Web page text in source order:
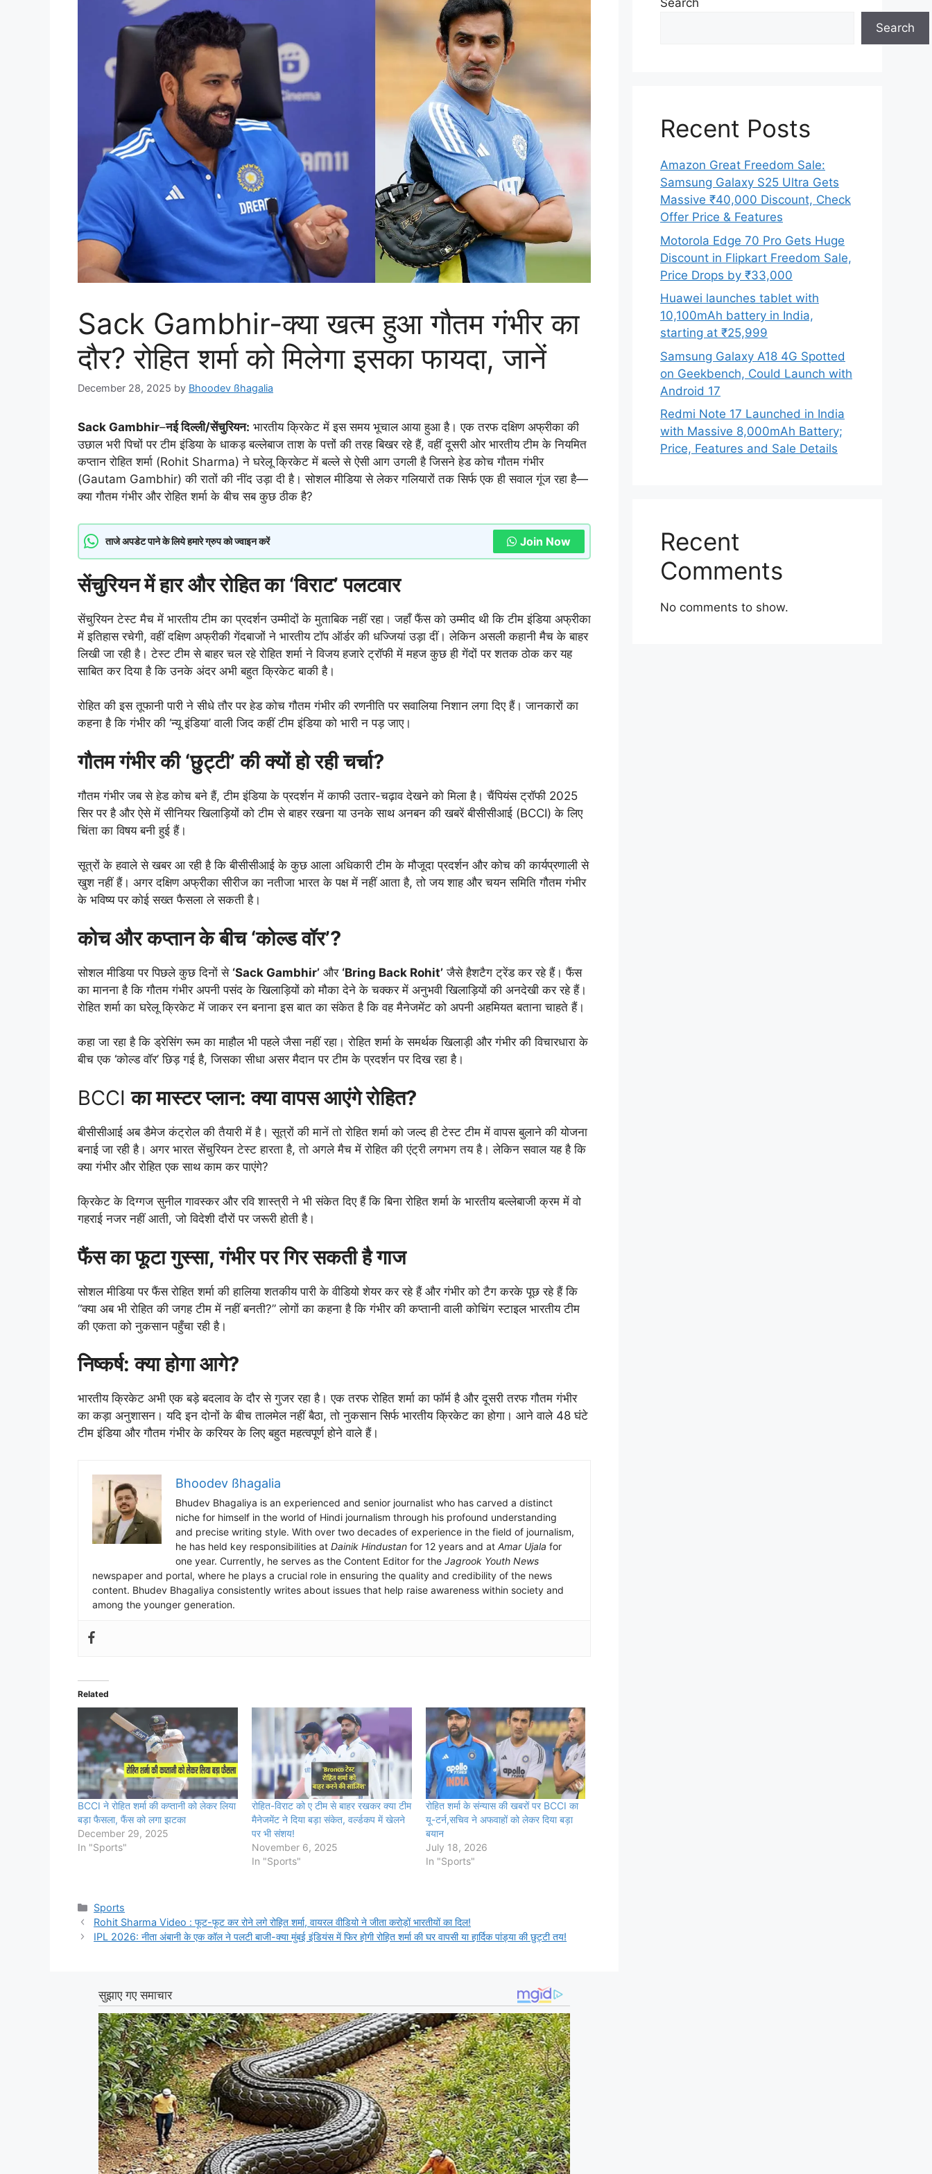
Sack Gambhir-क्या खत्म हुआ गौतम गंभीर का
दौर? रोहित शर्मा को मिलेगा इसका फायदा, जानें
December 28, 2025 by Bhoodev ßhagalia
Sack Gambhir–नई दिल्ली/सेंचुरियन: भारतीय क्रिकेट में इस समय भूचाल आया हुआ है। एक तरफ दक्षिण अफ्रीका की
उछाल भरी पिचों पर टीम इंडिया के धाकड़ बल्लेबाज ताश के पत्तों की तरह बिखर रहे हैं, वहीं दूसरी ओर भारतीय टीम के नियमित
कप्तान रोहित शर्मा (Rohit Sharma) ने घरेलू क्रिकेट में बल्ले से ऐसी आग उगली है जिसने हेड कोच गौतम गंभीर
(Gautam Gambhir) की रातों की नींद उड़ा दी है। सोशल मीडिया से लेकर गलियारों तक सिर्फ एक ही सवाल गूंज रहा है—
क्या गौतम गंभीर और रोहित शर्मा के बीच सब कुछ ठीक है?
ताजे अपडेट पाने के लिये हमारे ग्रुप को ज्वाइन करें Join Now
सेंचुरियन में हार और रोहित का ‘विराट’ पलटवार
सेंचुरियन टेस्ट मैच में भारतीय टीम का प्रदर्शन उम्मीदों के मुताबिक नहीं रहा। जहाँ फैंस को उम्मीद थी कि टीम इंडिया अफ्रीका
में इतिहास रचेगी, वहीं दक्षिण अफ्रीकी गेंदबाजों ने भारतीय टॉप ऑर्डर की धज्जियां उड़ा दीं। लेकिन असली कहानी मैच के बाहर
लिखी जा रही है। टेस्ट टीम से बाहर चल रहे रोहित शर्मा ने विजय हजारे ट्रॉफी में महज कुछ ही गेंदों पर शतक ठोक कर यह
साबित कर दिया है कि उनके अंदर अभी बहुत क्रिकेट बाकी है।
रोहित की इस तूफानी पारी ने सीधे तौर पर हेड कोच गौतम गंभीर की रणनीति पर सवालिया निशान लगा दिए हैं। जानकारों का
कहना है कि गंभीर की ‘न्यू इंडिया’ वाली जिद कहीं टीम इंडिया को भारी न पड़ जाए।
गौतम गंभीर की ‘छुट्टी’ की क्यों हो रही चर्चा?
गौतम गंभीर जब से हेड कोच बने हैं, टीम इंडिया के प्रदर्शन में काफी उतार-चढ़ाव देखने को मिला है। चैंपियंस ट्रॉफी 2025
सिर पर है और ऐसे में सीनियर खिलाड़ियों को टीम से बाहर रखना या उनके साथ अनबन की खबरें बीसीसीआई (BCCI) के लिए
चिंता का विषय बनी हुई हैं।
सूत्रों के हवाले से खबर आ रही है कि बीसीसीआई के कुछ आला अधिकारी टीम के मौजूदा प्रदर्शन और कोच की कार्यप्रणाली से
खुश नहीं हैं। अगर दक्षिण अफ्रीका सीरीज का नतीजा भारत के पक्ष में नहीं आता है, तो जय शाह और चयन समिति गौतम गंभीर
के भविष्य पर कोई सख्त फैसला ले सकती है।
कोच और कप्तान के बीच ‘कोल्ड वॉर’?
सोशल मीडिया पर पिछले कुछ दिनों से ‘Sack Gambhir’ और ‘Bring Back Rohit’ जैसे हैशटैग ट्रेंड कर रहे हैं। फैंस
का मानना है कि गौतम गंभीर अपनी पसंद के खिलाड़ियों को मौका देने के चक्कर में अनुभवी खिलाड़ियों की अनदेखी कर रहे हैं।
रोहित शर्मा का घरेलू क्रिकेट में जाकर रन बनाना इस बात का संकेत है कि वह मैनेजमेंट को अपनी अहमियत बताना चाहते हैं।
कहा जा रहा है कि ड्रेसिंग रूम का माहौल भी पहले जैसा नहीं रहा। रोहित शर्मा के समर्थक खिलाड़ी और गंभीर की विचारधारा के
बीच एक ‘कोल्ड वॉर’ छिड़ गई है, जिसका सीधा असर मैदान पर टीम के प्रदर्शन पर दिख रहा है।
BCCIका मास्टर प्लान: क्या वापस आएंगे रोहित?
बीसीसीआई अब डैमेज कंट्रोल की तैयारी में है। सूत्रों की मानें तो रोहित शर्मा को जल्द ही टेस्ट टीम में वापस बुलाने की योजना
बनाई जा रही है। अगर भारत सेंचुरियन टेस्ट हारता है, तो अगले मैच में रोहित की एंट्री लगभग तय है। लेकिन सवाल यह है कि
क्या गंभीर और रोहित एक साथ काम कर पाएंगे?
क्रिकेट के दिग्गज सुनील गावस्कर और रवि शास्त्री ने भी संकेत दिए हैं कि बिना रोहित शर्मा के भारतीय बल्लेबाजी क्रम में वो
गहराई नजर नहीं आती, जो विदेशी दौरों पर जरूरी होती है।
फैंस का फूटा गुस्सा, गंभीर पर गिर सकती है गाज
सोशल मीडिया पर फैंस रोहित शर्मा की हालिया शतकीय पारी के वीडियो शेयर कर रहे हैं और गंभीर को टैग करके पूछ रहे हैं कि
“क्या अब भी रोहित की जगह टीम में नहीं बनती?” लोगों का कहना है कि गंभीर की कप्तानी वाली कोचिंग स्टाइल भारतीय टीम
की एकता को नुकसान पहुँचा रही है।
निष्कर्ष: क्या होगा आगे?
भारतीय क्रिकेट अभी एक बड़े बदलाव के दौर से गुजर रहा है। एक तरफ रोहित शर्मा का फॉर्म है और दूसरी तरफ गौतम गंभीर
का कड़ा अनुशासन। यदि इन दोनों के बीच तालमेल नहीं बैठा, तो नुकसान सिर्फ भारतीय क्रिकेट का होगा। आने वाले 48 घंटे
टीम इंडिया और गौतम गंभीर के करियर के लिए बहुत महत्वपूर्ण होने वाले हैं।
Bhoodev ßhagalia
Bhudev Bhagaliya is an experienced and senior journalist who has carved a distinct
niche for himself in the world of Hindi journalism through his profound understanding
and precise writing style. With over two decades of experience in the field of journalism,
he has held key responsibilities at Dainik Hindustan for 12 years and at Amar Ujala for
one year. Currently, he serves as the Content Editor for the Jagrook Youth News
newspaper and portal, where he plays a crucial role in ensuring the quality and credibility of the news
content. Bhudev Bhagaliya consistently writes about issues that help raise awareness within society and
among the younger generation.
Related
BCCI ने रोहित शर्मा की कप्तानी को लेकर लिया
बड़ा फैसला, फैंस को लगा झटका
December 29, 2025
In "Sports"
रोहित-विराट को ए टीम से बाहर रखकर क्या टीम
मैनेजमेंट ने दिया बड़ा संकेत, वर्ल्डकप में खेलने
पर भी संशय!
November 6, 2025
In "Sports"
रोहित शर्मा के संन्यास की खबरों पर BCCI का
यू-टर्न,सचिव ने अफवाहों को लेकर दिया बड़ा
बयान
July 18, 2026
In "Sports"
Categories
Sports
Rohit Sharma Video : फूट-फूट कर रोने लगे रोहित शर्मा, वायरल वीडियो ने जीता करोड़ों भारतीयों का दिल!
IPL 2026: नीता अंबानी के एक कॉल ने पलटी बाजी-क्या मुंबई इंडियंस में फिर होगी रोहित शर्मा की घर वापसी या हार्दिक पांड्या की छुट्टी तय!
Search
Search
Recent Posts
Amazon Great Freedom Sale:
Samsung Galaxy S25 Ultra Gets
Massive ₹40,000 Discount, Check
Offer Price & Features
Motorola Edge 70 Pro Gets Huge
Discount in Flipkart Freedom Sale,
Price Drops by ₹33,000
Huawei launches tablet with
10,100mAh battery in India,
starting at ₹25,999
Samsung Galaxy A18 4G Spotted
on Geekbench, Could Launch with
Android 17
Redmi Note 17 Launched in India
with Massive 8,000mAh Battery;
Price, Features and Sale Details
Recent
Comments
No comments to show.